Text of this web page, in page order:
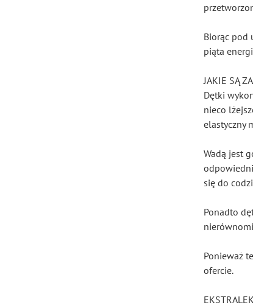
Biorąc pod
piąta
JAKIE SĄ
Dętki
nieco
elastyczny
Wadą jest
się do
Ponadto
Ponieważ
ofercie.